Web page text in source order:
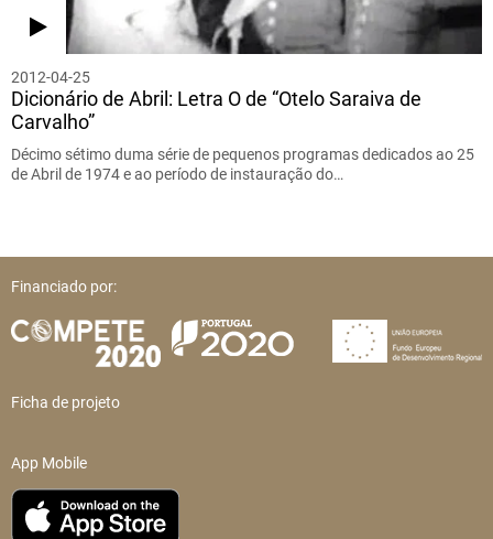
2012-04-25
Dicionário de Abril: Letra O de “Otelo Saraiva de
Carvalho”
Décimo sétimo duma série de pequenos programas dedicados ao 25
de Abril de 1974 e ao período de instauração do…
Financiado por:
Ficha de projeto
App Mobile